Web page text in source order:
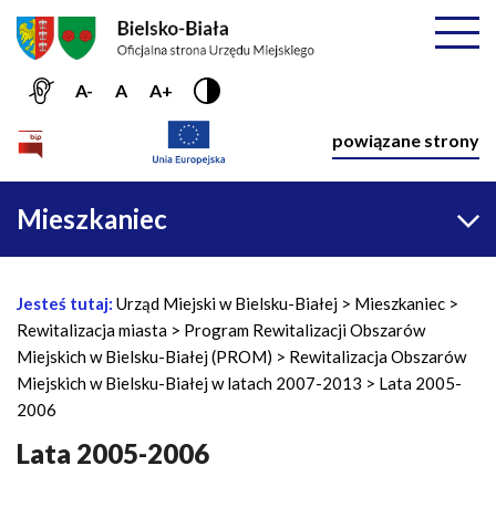
Przejdź do menu głównego
Przejdź do treści
Mapa serwisu
A- A A+
powiązane strony
Główna
nawigacja
Mieszkaniec
Ś
c
i
e
ż
k
Jesteś tutaj: Urząd Miejski w Bielsku-Białej
Mieszkaniec
Rewitalizacja miasta
Program Rewitalizacji Obszarów
Miejskich w Bielsku-Białej (PROM)
Rewitalizacja Obszarów
Miejskich w Bielsku-Białej w latach 2007-2013
Lata 2005-
2006
Lata 2005-2006